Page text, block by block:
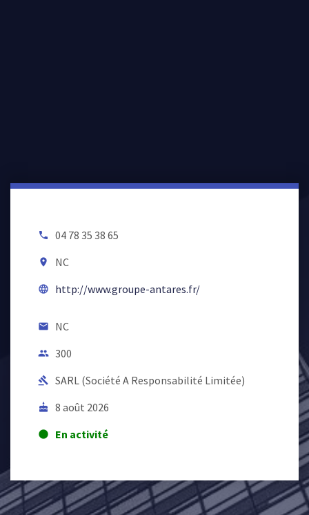
local_phone 04 78 35 38 65
room NC
language http://www.groupe-antares.fr/
email NC
people 300
gavel SARL (Société A Responsabilité Limitée)
cake 8 août 2026
lens En activité